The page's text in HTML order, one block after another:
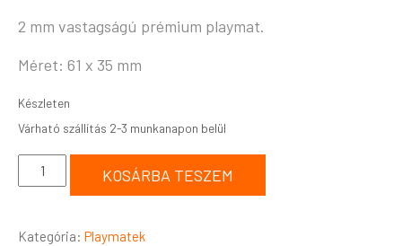
2 mm vastagságú prémium playmat.
Méret: 61 x 35 mm
Készleten
KOSÁRBA TESZEM
Kategória: Playmatek